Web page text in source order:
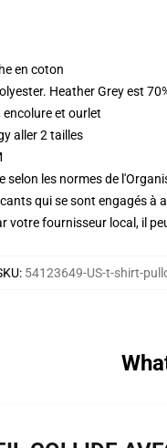
en coton
Heather Grey est
et ourlet
aller 2 tailles
selon les normes de
qui se sont engagés
votre fournisseur local, il
: 54123649-US-t-shirt-